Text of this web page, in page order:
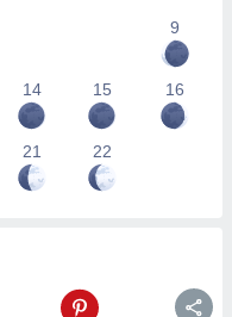
9
14 15 16
21 22